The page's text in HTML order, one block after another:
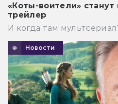
«Коты-воители» станут
трейлер
И когда там
Новости